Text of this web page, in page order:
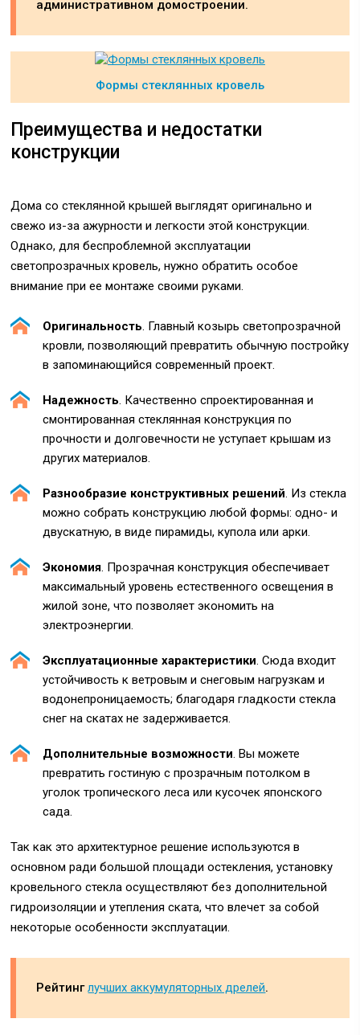
административном домостроении.
Формы стеклянных кровель
Преимущества и недостатки
конструкции
Дома со стеклянной крышей выглядят оригинально и
свежо из-за ажурности и легкости этой конструкции.
Однако, для беспроблемной эксплуатации
светопрозрачных кровель, нужно обратить особое
внимание при ее монтаже своими руками.
Оригинальность. Главный козырь светопрозрачной
кровли, позволяющий превратить обычную постройку
в запоминающийся современный проект.
Надежность. Качественно спроектированная и
смонтированная стеклянная конструкция по
прочности и долговечности не уступает крышам из
других материалов.
Разнообразие конструктивных решений. Из стекла
можно собрать конструкцию любой формы: одно- и
двускатную, в виде пирамиды, купола или арки.
Экономия. Прозрачная конструкция обеспечивает
максимальный уровень естественного освещения в
жилой зоне, что позволяет экономить на
электроэнергии.
Эксплуатационные характеристики. Сюда входит
устойчивость к ветровым и снеговым нагрузкам и
водонепроницаемость; благодаря гладкости стекла
снег на скатах не задерживается.
Дополнительные возможности. Вы можете
превратить гостиную с прозрачным потолком в
уголок тропического леса или кусочек японского
сада.
Так как это архитектурное решение используются в
основном ради большой площади остекления, установку
кровельного стекла осуществляют без дополнительной
гидроизоляции и утепления ската, что влечет за собой
некоторые особенности эксплуатации.
Рейтинглучших аккумуляторных дрелей.